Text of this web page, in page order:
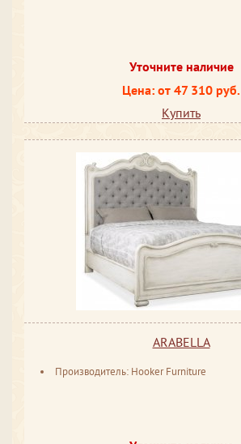
Уточните наличие
Цена: от 47 310 руб.
Купить
ARABELLA
Производитель: Hooker Furniture